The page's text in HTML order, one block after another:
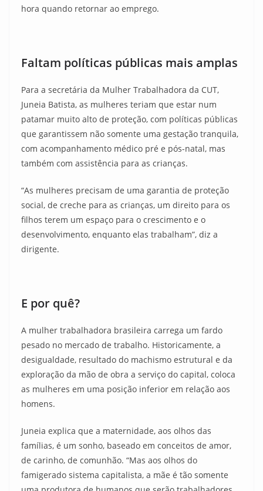
hora quando retornar ao emprego.
Faltam políticas públicas mais amplas
Para a secretária da Mulher Trabalhadora da CUT,
Juneia Batista, as mulheres teriam que estar num
patamar muito alto de proteção, com políticas públicas
que garantissem não somente uma gestação tranquila,
com acompanhamento médico pré e pós-natal, mas
também com assistência para as crianças.
“As mulheres precisam de uma garantia de proteção
social, de creche para as crianças, um direito para os
filhos terem um espaço para o crescimento e o
desenvolvimento, enquanto elas trabalham”, diz a
dirigente.
E por quê?
A mulher trabalhadora brasileira carrega um fardo
pesado no mercado de trabalho. Historicamente, a
desigualdade, resultado do machismo estrutural e da
exploração da mão de obra a serviço do capital, coloca
as mulheres em uma posição inferior em relação aos
homens.
Juneia explica que a maternidade, aos olhos das
famílias, é um sonho, baseado em conceitos de amor,
de carinho, de comunhão. “Mas aos olhos do
famigerado sistema capitalista, a mãe é tão somente